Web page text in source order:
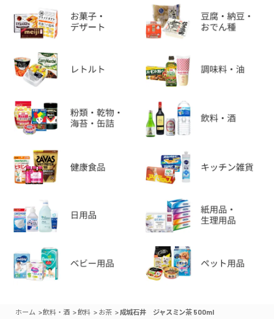
ホーム >飲料・酒 >飲料 > お茶 >成城石井 ジャスミン茶 500ml